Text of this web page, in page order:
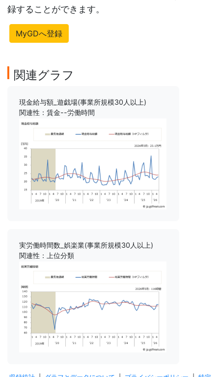
録することができます。
MyGDへ登録
関連グラフ
現金給与額_遊戯場(事業所規模30人以上)
関連性：賃金--労働時間
実労働時間数_娯楽業(事業所規模30人以上)
関連性：上位分類